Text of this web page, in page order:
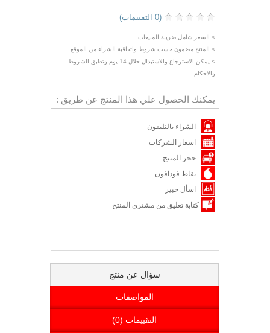
(0 التقييمات)
> السعر شامل ضريبة المبيعات
> المنتج مضمون حسب شروط واتفاقية الشراء من الموقع
> يمكن الاسترجاع والاستبدال خلال 14 يوم وتطبق الشروط
والاحكام
يمكنك الحصول علي هذا المنتج عن طريق :
الشراء بالتليفون
اسعار الشركات
حجز المنتج
نقاط فودافون
اسأل خبير
كتابة تعليق من مشترى المنتج
سؤال عن منتج
المواصفات
التقييمات (0)